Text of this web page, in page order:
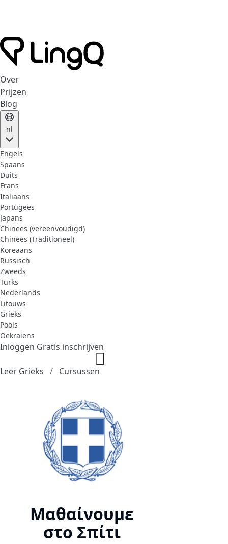
Over
Prijzen
Blog
nl
Engels
Spaans
Duits
Frans
Italiaans
Portugees
Japans
Chinees (vereenvoudigd)
Chinees (Traditioneel)
Koreaans
Russisch
Zweeds
Turks
Nederlands
Litouws
Grieks
Pools
Oekraïens
Inloggen Gratis inschrijven
Leer Grieks Cursussen
Μαθαίνουμε
στο Σπίτι